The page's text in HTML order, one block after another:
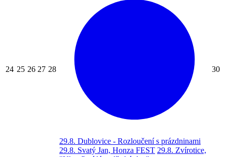
24 25 26 27 28
29.8. Dublovice - Rozloučení s prázdninami
29.8. Svatý Jan, Honza FEST 29.8. Zvírotice,
30